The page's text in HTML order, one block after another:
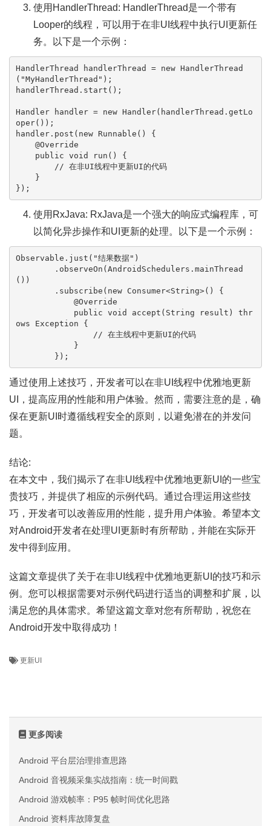
使用HandlerThread: HandlerThread是一个带有
Looper的线程，可以用于在非UI线程中执行UI更新任
务。以下是一个示例：
HandlerThread handlerThread = new HandlerThread
( "MyHandlerThread" );
handlerThread.start();
Handler handler = new Handler(handlerThread.getLo
oper());
handler.post( new Runnable () {
@Override
public void run ()
{
// 在非UI线程中更新UI的代码
使用RxJava: RxJava是一个强大的响应式编程库，可
以简化异步操作和UI更新的处理。以下是一个示例：
Observable.just( "结果数据" )
())
        .subscribe(
new Consumer<String>() {
@Override
public void accept (String result)
thr
ows Exception {
// 在主线程中更新UI的代码
通过使用上述技巧，开发者可以在非UI线程中优雅地更新
UI，提高应用的性能和用户体验。然而，需要注意的是，确
保在更新UI时遵循线程安全的原则，以避免潜在的并发问
题。
结论:
在本文中，我们揭示了在非UI线程中优雅地更新UI的一些宝
贵技巧，并提供了相应的示例代码。通过合理运用这些技
巧，开发者可以改善应用的性能，提升用户体验。希望本文
对Android开发者在处理UI更新时有所帮助，并能在实际开
发中得到应用。
这篇文章提供了关于在非UI线程中优雅地更新UI的技巧和示
例。您可以根据需要对示例代码进行适当的调整和扩展，以
满足您的具体需求。希望这篇文章对您有所帮助，祝您在
Android开发中取得成功！
更新UI
更多阅读
Android 平台层治理排查思路
Android 音视频采集实战指南：统一时间戳
Android 游戏帧率：P95 帧时间优化思路
Android 资料库故障复盘